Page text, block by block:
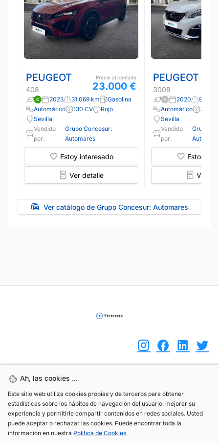
PEUGEOT
408
Precio al contado
23.000 €
2023 31.069 km
Gasolina
Automático
130 CV
Rojo
Sevilla
Vendido
por:
Grupo Concesur:
Automares
Estoy interesado
Ver detalle
PEUGEOT
3008
2020
Automático
300
Sevilla
Vendido
por:
Grupo
Estoy
Ver
Ver catálogo de Grupo Concesur: Automares
Ah, las cookies ...
Este sitio web utiliza cookies propias y de terceros para obtener
estadísticas sobre los hábitos de navegación del usuario, mejorar su
experiencia y permitirle compartir contenidos en redes sociales. Usted
puede aceptar o rechazar las cookies. Puede encontrar toda la
información en nuestra Política de Cookies.
Ah, las cookies ...
Este sitio web utiliza cookies propias y de terceros para obtener
estadísticas sobre los hábitos de navegación del usuario, mejorar su
experiencia y permitirle compartir contenidos en redes sociales. Usted
puede aceptar o rechazar las cookies. Puede encontrar toda la
información en nuestra Política de Cookies.
info@motoreto.com